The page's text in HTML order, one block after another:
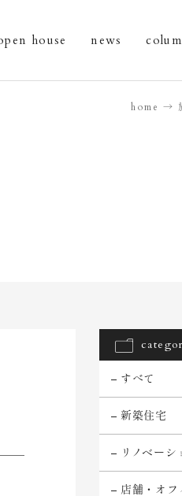
house news
home
すべて
新築住宅
リノベーシ
店舗・オフ